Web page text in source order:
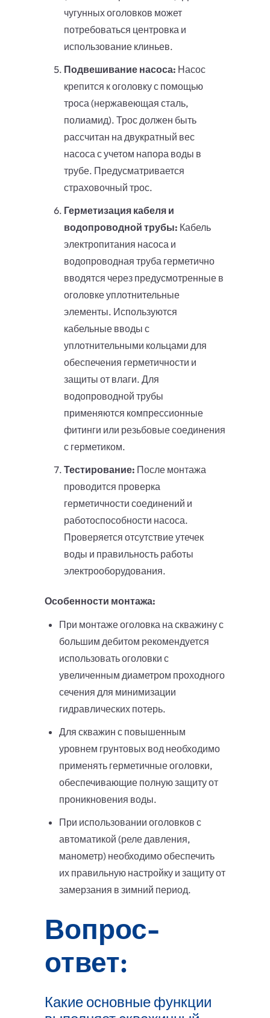
чугунных оголовков может
потребоваться центровка и
использование клиньев.
Подвешивание насоса: Насос
крепится к оголовку с помощью
троса (нержавеющая сталь,
полиамид). Трос должен быть
рассчитан на двукратный вес
насоса с учетом напора воды в
трубе. Предусматривается
страховочный трос.
Герметизация кабеля и
водопроводной трубы: Кабель
электропитания насоса и
водопроводная труба герметично
вводятся через предусмотренные в
оголовке уплотнительные
элементы. Используются
кабельные вводы с
уплотнительными кольцами для
обеспечения герметичности и
защиты от влаги. Для
водопроводной трубы
применяются компрессионные
фитинги или резьбовые соединения
с герметиком.
Тестирование: После монтажа
проводится проверка
герметичности соединений и
работоспособности насоса.
Проверяется отсутствие утечек
воды и правильность работы
электрооборудования.
Особенности монтажа:
При монтаже оголовка на скважину с
большим дебитом рекомендуется
использовать оголовки с
увеличенным диаметром проходного
сечения для минимизации
гидравлических потерь.
Для скважин с повышенным
уровнем грунтовых вод необходимо
применять герметичные оголовки,
обеспечивающие полную защиту от
проникновения воды.
При использовании оголовков с
автоматикой (реле давления,
манометр) необходимо обеспечить
их правильную настройку и защиту от
замерзания в зимний период.
Вопрос-
ответ:
Какие основные функции